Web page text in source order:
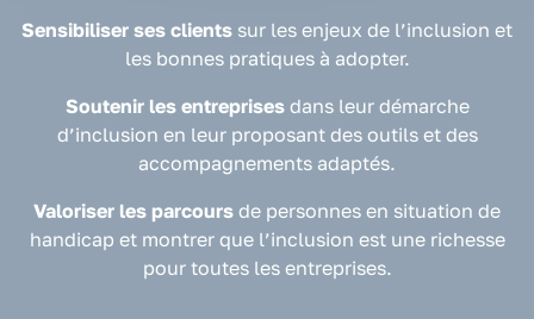
Sensibiliser ses clients sur les enjeux de l’inclusion et
les bonnes pratiques à adopter.
Soutenir les entreprisesdans leur démarche
d’inclusion en leur proposant des outils et des
accompagnements adaptés.
Valoriser les parcours de personnes en situation de
handicap et montrer que l’inclusion est une richesse
pour toutes les entreprises.